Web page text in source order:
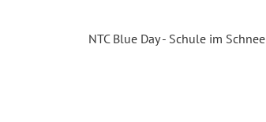
NTC Blue Day - Schule im Schnee